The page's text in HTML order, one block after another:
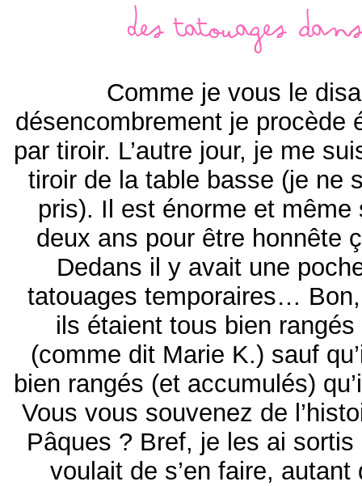
Des tatouages
Comme je vous le
désencombrement je procède
par tiroir. L’autre jour, je me
tiroir de la table basse (je ne
pris). Il est énorme et
deux ans pour être honnête
Dedans il y avait une
tatouages temporaires…
ils étaient tous bien
(comme dit Marie K.) sauf
bien rangés (et accumulés)
Vous vous souvenez de
Pâques ? Bref, je les ai sortis
voulait de s’en faire,